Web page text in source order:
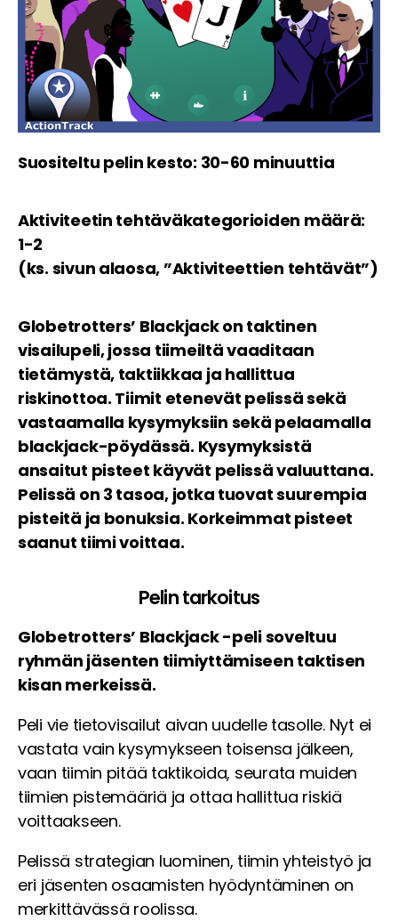
Suositeltu pelin kesto: 30-60 minuuttia
Aktiviteetin tehtäväkategorioiden määrä:
1-2
(ks. sivun alaosa, ”Aktiviteettien tehtävät”)
Globetrotters’ Blackjack on taktinen
visailupeli, jossa tiimeiltä vaaditaan
tietämystä, taktiikkaa ja hallittua
riskinottoa. Tiimit etenevät pelissä sekä
vastaamalla kysymyksiin sekä pelaamalla
blackjack-pöydässä. Kysymyksistä
ansaitut pisteet käyvät pelissä valuuttana.
Pelissä on 3 tasoa, jotka tuovat suurempia
pisteitä ja bonuksia. Korkeimmat pisteet
saanut tiimi voittaa.
Pelin tarkoitus
Globetrotters’ Blackjack -peli soveltuu
ryhmän jäsenten tiimiyttämiseen taktisen
kisan merkeissä.
Peli vie tietovisailut aivan uudelle tasolle. Nyt ei
vastata vain kysymykseen toisensa jälkeen,
vaan tiimin pitää taktikoida, seurata muiden
tiimien pistemääriä ja ottaa hallittua riskiä
voittaakseen.
Pelissä strategian luominen, tiimin yhteistyö ja
eri jäsenten osaamisten hyödyntäminen on
merkittävässä roolissa.